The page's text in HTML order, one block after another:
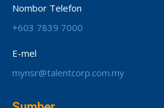
Nombor Telefon
+603 7839 7000
E-mel
mynsr@talentcorp.com.my